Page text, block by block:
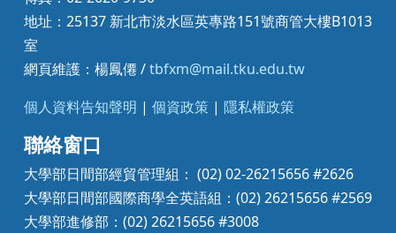
地址：25137 新北市淡水區英專路151號商管大樓B1013
室
網頁維護：楊鳳僊 /tbfxm@mail.tku.edu.tw
個人資料告知聲明 | 個資政策 | 隱私權政策
聯絡窗口
大學部日間部經貿管理組： (02) 02-26215656 #2626
大學部日間部國際商學全英語組：(02) 26215656 #2569
大學部進修部：(02) 26215656 #3008